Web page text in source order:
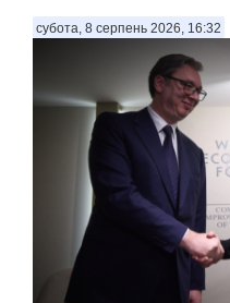
субота, 8 серпень 2026, 16:32